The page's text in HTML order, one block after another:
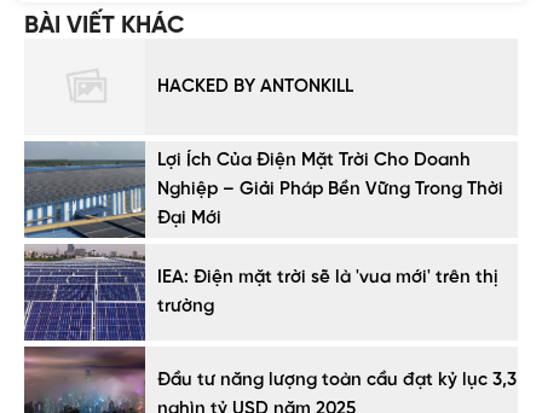
BÀI VIẾT KHÁC
HACKED BY ANTONKILL
Lợi Ích Của Điện Mặt Trời Cho Doanh
Nghiệp – Giải Pháp Bền Vững Trong Thời
Đại Mới
IEA: Điện mặt trời sẽ là 'vua mới' trên thị
trường
Đầu tư năng lượng toàn cầu đạt kỷ lục 3,3
nghìn tỷ USD năm 2025